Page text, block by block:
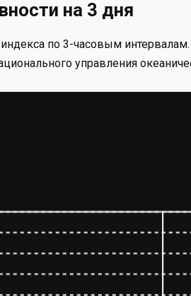
на 3 дня
по 3-часовым
управления